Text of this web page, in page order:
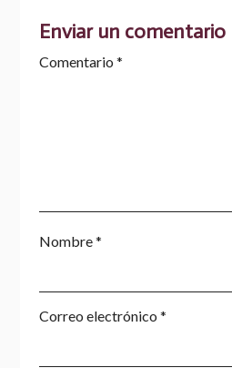
Enviar un comentario
Comentario *
Nombre*
Correo electrónico *